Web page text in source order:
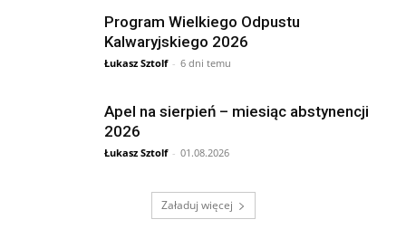
Program Wielkiego Odpustu
Kalwaryjskiego 2026
Łukasz Sztolf - 6 dni temu
Apel na sierpień – miesiąc abstynencji
2026
Łukasz Sztolf - 01.08.2026
Załaduj więcej